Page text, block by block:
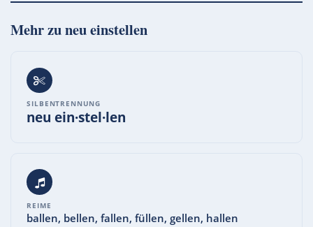
Mehr zuneu einstellen
SILBENTRENNUNG
neu ein·stel·len
REIME
ballen, bellen, fallen, füllen, gellen, hallen